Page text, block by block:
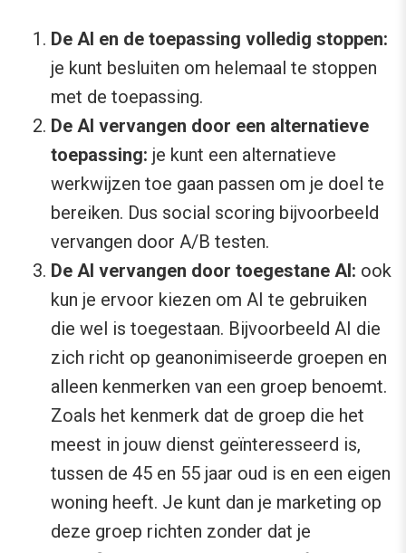
De AI en de toepassing volledig stoppen:
je kunt besluiten om helemaal te stoppen
met de toepassing.
De AI vervangen door een alternatieve
toepassing: je kunt een alternatieve
werkwijzen toe gaan passen om je doel te
bereiken. Dus social scoring bijvoorbeeld
vervangen door A/B testen.
De AI vervangen door toegestane AI: ook
kun je ervoor kiezen om AI te gebruiken
die wel is toegestaan. Bijvoorbeeld AI die
zich richt op geanonimiseerde groepen en
alleen kenmerken van een groep benoemt.
Zoals het kenmerk dat de groep die het
meest in jouw dienst geïnteresseerd is,
tussen de 45 en 55 jaar oud is en een eigen
woning heeft. Je kunt dan je marketing op
deze groep richten zonder dat je